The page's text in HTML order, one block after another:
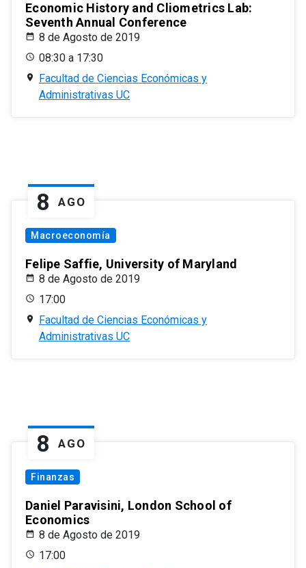
Economic History and Cliometrics Lab:
Seventh Annual Conference
8 de Agosto de 2019
08:30 a 17:30
Facultad de Ciencias Económicas y
Administrativas UC
8 AGO
Macroeconomía
Felipe Saffie, University of Maryland
8 de Agosto de 2019
17:00
Facultad de Ciencias Económicas y
Administrativas UC
8 AGO
Finanzas
Daniel Paravisini, London School of
Economics
8 de Agosto de 2019
17:00